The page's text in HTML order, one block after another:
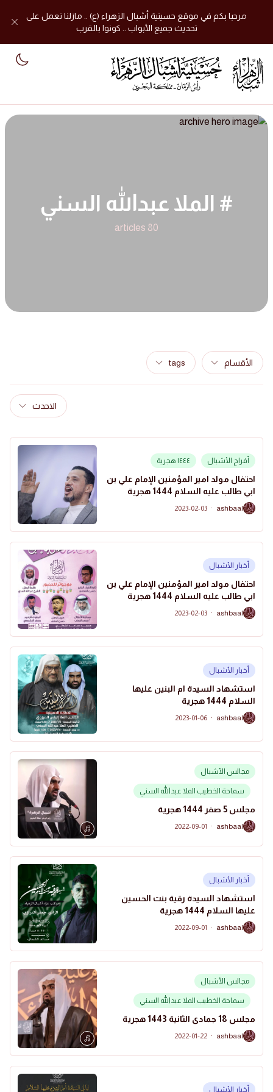
مرحبا بكم في موقع حسينية أشبال الزهراء (ع) .. مازلنا نعمل على
تحديث جميع الأبواب .. كونوا بالقرب
# الملا عبدالله السني
80 articles
الأقسام tags
الاحدث
أفراح الأشبال ١٤٤٤ هجرية
احتفال مولد امير المؤمنين الإمام علي بن
ابي طالب عليه السلام 1444 هجرية
A
ashbaal
·
2023-02-03
أخبار الأشبال
احتفال مولد امير المؤمنين الإمام علي بن
ابي طالب عليه السلام 1444 هجرية
A
ashbaal
·
2023-02-03
أخبار الأشبال
استشهاد السيدة ام البنين عليها
السلام 1444 هجرية
A
ashbaal
·
2023-01-06
مجالس الأشبال
سماحة الخطيب الملا عبدالله السني
مجلس 5 صفر 1444 هجرية
A
ashbaal
·
2022-09-01
أخبار الأشبال
استشهاد السيدة رقية بنت الحسين
عليها السلام 1444 هجرية
A
ashbaal
·
2022-09-01
مجالس الأشبال
سماحة الخطيب الملا عبدالله السني
مجلس 18 جمادى الثانية 1443 هجرية
A
ashbaal
·
2022-01-22
أخبار الأشبال